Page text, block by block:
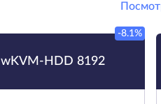
wKVM-HDD 8192
-8.1%